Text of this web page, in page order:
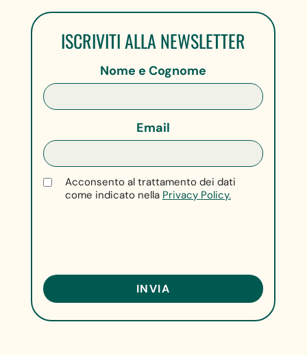
ISCRIVITI ALLA NEWSLETTER
Nome e Cognome
Email
Acconsento al trattamento dei dati
come indicato nella Privacy Policy.